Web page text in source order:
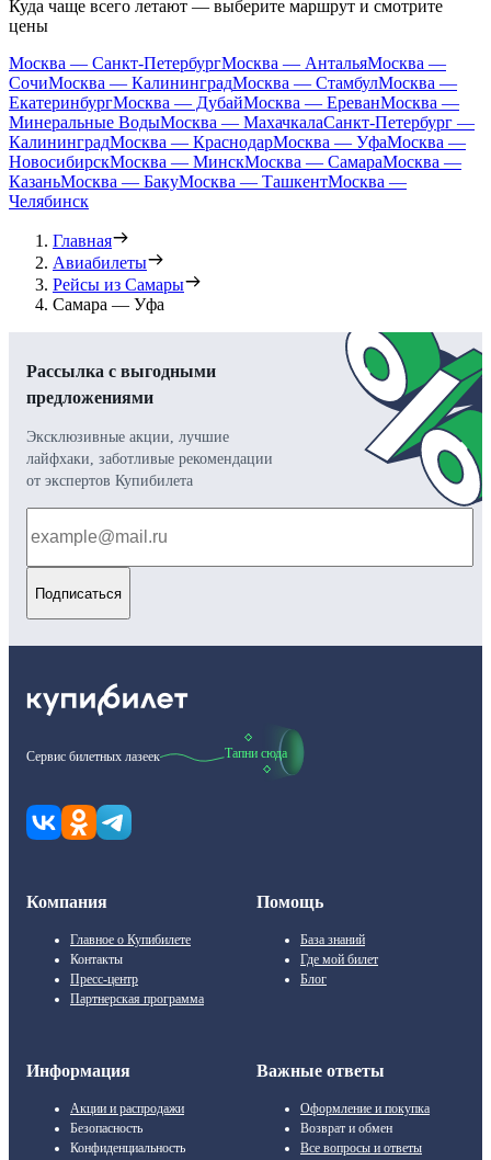
Куда чаще всего летают — выберите маршрут и смотрите
цены
Москва — Санкт-ПетербургМосква — АнтальяМосква —
СочиМосква — КалининградМосква — СтамбулМосква —
ЕкатеринбургМосква — ДубайМосква — ЕреванМосква —
Минеральные ВодыМосква — МахачкалаСанкт-Петербург —
КалининградМосква — КраснодарМосква — УфаМосква —
НовосибирскМосква — МинскМосква — СамараМосква —
КазаньМосква — БакуМосква — ТашкентМосква —
Челябинск
Главная
Авиабилеты
Рейсы из Самары
Самара — Уфа
Рассылка с выгодными
предложениями
Эксклюзивные акции, лучшие
лайфхаки, заботливые рекомендации
от экспертов Купибилета
Подписаться
Сервис билетных лазеек Тапни сюда
Компания
Главное о Купибилете
Контакты
Пресс-центр
Партнерская программа
Помощь
База знаний
Где мой билет
Блог
Информация
Акции и распродажи
Безопасность
Конфиденциальность
Важные ответы
Оформление и покупка
Возврат и обмен
Все вопросы и ответы